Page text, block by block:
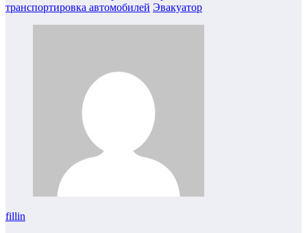
транспортировка автомобилей Эвакуатор
fillin